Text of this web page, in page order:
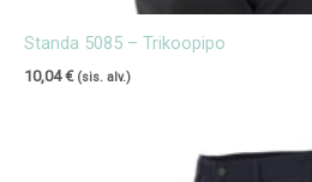
Standa 5085 – Trikoopipo
10,04€ (sis. alv.)